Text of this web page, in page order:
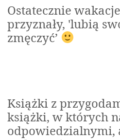
Ostatecznie
przyznały, 'lubią
zmęczyć’
Książki z
książki, w których
odpowiedzialnymi,